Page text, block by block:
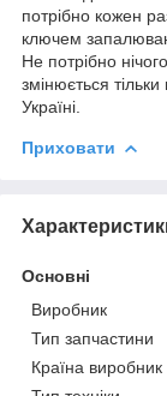
потрібно кожен
ключем
Не потрібно
змінюється
Україні.
Приховати
Основні
Виробник
Тип запчастини
Країна виробник